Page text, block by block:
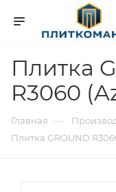
Плитка
R3060
Главная —
Плитка GROUND